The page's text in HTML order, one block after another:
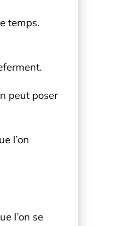
temps.
peut poser
l’on
l’on se